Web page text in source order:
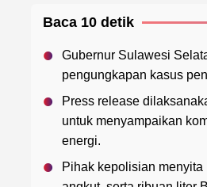
Baca 10 detik
Gubernur Sulawesi
pengungkapan kasus
Press release
untuk menyampaikan
energi.
Pihak kepolisian